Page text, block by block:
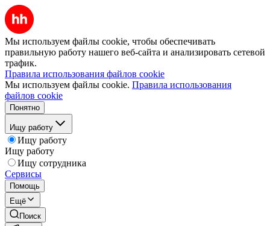
Мы используем файлы cookie, чтобы обеспечивать
правильную работу нашего веб-сайта и анализировать сетевой
трафик.
Правила использования файлов cookie
Мы используем файлы cookie. Правила использования
файлов cookie
Понятно
Ищу работу
Ищу работу
Ищу работу
Ищу сотрудника
Сервисы
Помощь
Ещё
Поиск